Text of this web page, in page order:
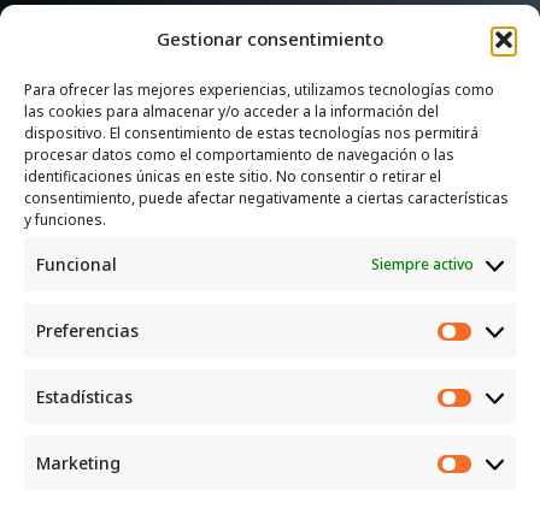
Gestionar consentimiento
Para ofrecer las mejores experiencias, utilizamos tecnologías como
las cookies para almacenar y/o acceder a la información del
dispositivo. El consentimiento de estas tecnologías nos permitirá
procesar datos como el comportamiento de navegación o las
identificaciones únicas en este sitio. No consentir o retirar el
consentimiento, puede afectar negativamente a ciertas características
y funciones.
Funcional Siempre activo
Preferencias
Estadísticas
Marketing
SERVICIOS
Recogida e intercambio de ropa y enseres.
INFORMACIÓN
Política de privacidad
CONTACTO
Correo: luggcentrosocial @ biodevas.org